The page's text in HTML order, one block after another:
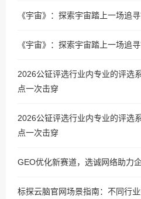
《宇宙》：探索宇宙踏上一场追
《宇宙》：探索宇宙踏上一场追
2026公钲评选行业内专业的评选
点一次击穿
2026公钲评选行业内专业的评选
点一次击穿
GEO优化新赛道，选诚网络助力
标探云脑官网场景指南：不同行